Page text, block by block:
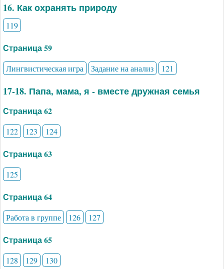
16. Как охранять природу
119
Страница 59
Лингвистическая игра Задание на анализ 121
17-18. Папа, мама, я - вместе дружная семья
Страница 62
122 123 124
Страница 63
125
Страница 64
Работа в группе 126 127
Страница 65
128 129 130